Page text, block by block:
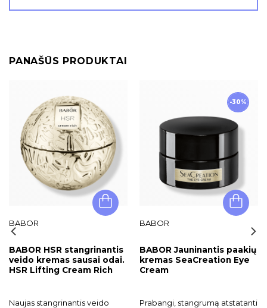
PANAŠŪS PRODUKTAI
BABOR
BABOR HSR stangrinantis
veido kremas sausai odai.
HSR Lifting Cream Rich
Naujas stangrinantis veido
-30%
BABOR
BABOR Jauninantis paakių
kremas SeaCreation Eye
Cream
Prabangi, stangrumą atstatanti